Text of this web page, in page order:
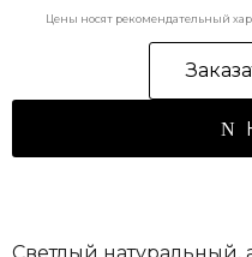
Цены носят рекомендательный